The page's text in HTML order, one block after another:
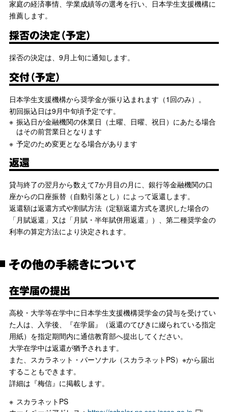
家庭の経済事情、学業成績等の選考を行い、日本学生支援機構に
推薦します。
採否の決定（予定）
採否の決定は、9月上旬に通知します。
交付（予定）
日本学生支援機構から奨学金が振り込まれます（1回のみ）。
初回振込日は9月中旬頃予定です。
振込日が金融機関の休業日（土曜、日曜、祝日）にあたる場合
はその前営業日となります
予定のため変更となる場合があります
返還
貸与終了の翌月から数えて7か月目の月に、銀行等金融機関の口
座からの口座振替（自動引落とし）によって返還します。
返還額は返還方式や割賦方法（定額返還方式を選択した場合の
「月賦返還」又は「月賦・半年賦併用返還」）、第二種奨学金の
利率の算定方法により決定されます。
その他の手続きについて
在学届の提出
高校・大学等在学中に日本学生支援機構奨学金の貸与を受けてい
た人は、入学後、『在学届』（返還のてびきに綴られている指定
用紙）を指定期間内に通信教育部へ提出してください。
大学在学中は返還が猶予されます。
また、スカラネット・パーソナル（スカラネットPS）※から届出
することもできます。
詳細は『梅信』に掲載します。
スカラネットPS